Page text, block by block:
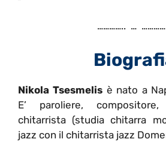
………….. …
Nikola Tsesmelis è nato a
E’ paroliere,
chitarrista (studia chitarra
jazz con il chitarrista jazz